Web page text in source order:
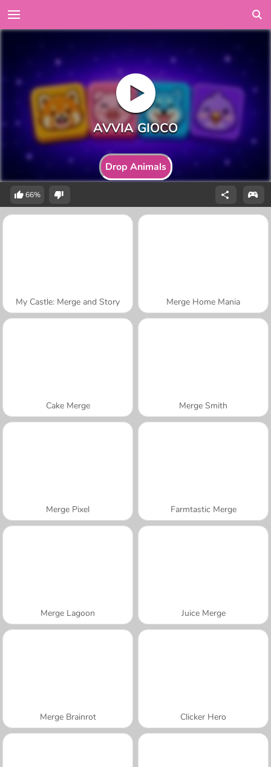
Drop Animals
66%
My Castle: Merge and Story Merge Home Mania
Cake Merge Merge Smith
Merge Pixel Farmtastic Merge
Merge Lagoon Juice Merge
Merge Brainrot Clicker Hero